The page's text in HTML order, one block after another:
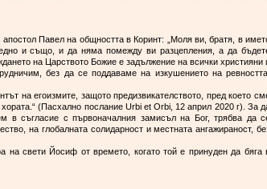
Павел на общността в Коринт: „Моля ви, братя, в
и също, и да няма помежду ви разцепления, а да
на Царството Божие е задължение на всички християни
без да се поддаваме на изкушението на ревността,
на егоизмите, защото предизвикателството, пред което
(Пасхално послание Urbi et Orbi, 12 април 2020 г). За
съгласие с първоначалния замисъл на Бог, трябва да
на глобалната солидарност и местната ангажираност,
свети Йосиф от времето, когато той е принуден да бяга